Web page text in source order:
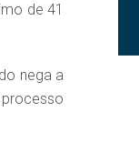
de 41
nega a